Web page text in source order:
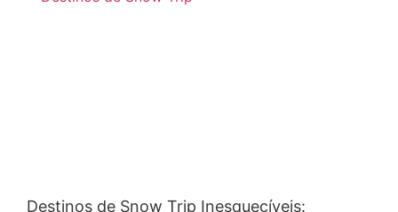
Destinos de Snow Trip Inesquecíveis: